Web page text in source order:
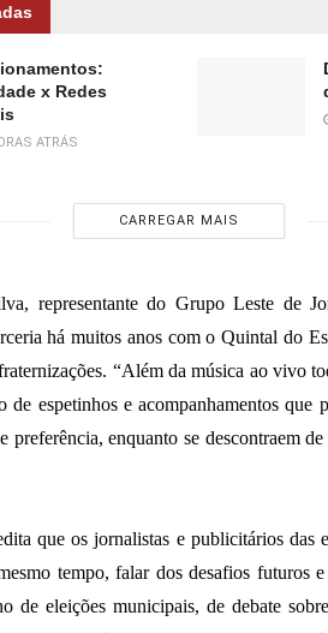
x Redes
ATRÁS
CARREGAR MAIS
representante do Grupo Leste de
há muitos anos com o Quintal do
“Além da música ao vivo
de espetinhos e acompanhamentos que
preferência, enquanto se descontraem
que os jornalistas e publicitários das
tempo, falar dos desafios futuros
de eleições municipais, de debate